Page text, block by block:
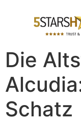
Die
Schatz